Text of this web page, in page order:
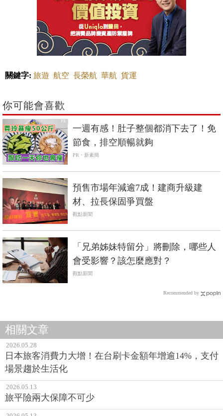
關鍵字: 旅遊 航空 長榮航 華航 貨運
你可能會喜歡
PR
一週有感！肚子整個都消下去了！免
節食，排空順暢就夠
PR・新素簡
預售市場年減逾7成！建商升級建
材、拉長保固爭買盤
觀點新聞
「兄弟姊妹特留分」將刪除，哪些人
會受影響？該怎麼應對？
觀點新聞
Recommended by
相關文章
2026.05.28
日本旅客消費力大增！在台刷卡金額年增逾14%，支付
場景趨於生活化
2026.05.13
旅平險兩大保障不可少